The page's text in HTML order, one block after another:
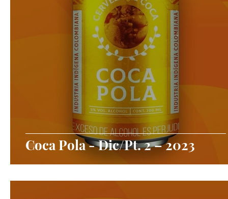
Coca Pola - Dic/Pt. 2 – 2023